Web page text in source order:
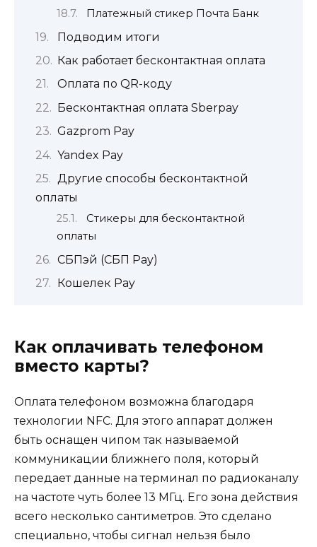
Платежный стикер Почта Банк
Подводим итоги
Как работает бесконтактная оплата
Оплата по QR-коду
Бесконтактная оплата Sberpay
Gazprom Pay
Yandex Pay
Другие способы бесконтактной
оплаты
Стикеры для бесконтактной
оплаты
СБПэй (СБП Pay)
Кошелек Pay
Как оплачивать телефоном
вместо карты?
Оплата телефоном возможна благодаря
технологии NFC. Для этого аппарат должен
быть оснащен чипом так называемой
коммуникации ближнего поля, который
передает данные на терминал по радиоканалу
на частоте чуть более 13 МГц. Его зона действия
всего несколько сантиметров. Это сделано
специально, чтобы сигнал нельзя было